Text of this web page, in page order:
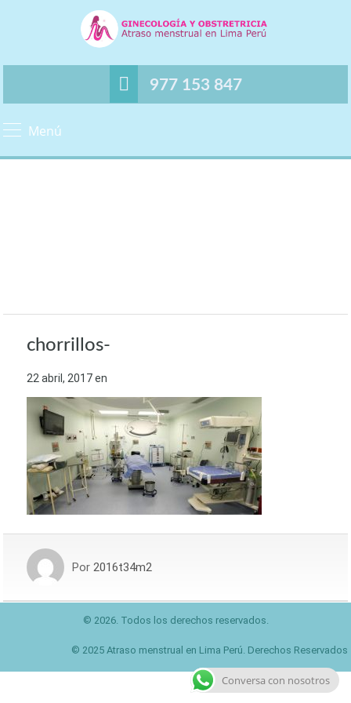
977 153 847
Menú
chorrillos-
22 abril, 2017en
Por 2016t34m2
© 2026. Todos los derechos reservados.
© 2025 Atraso menstrual en Lima Perú. Derechos Reservados
Conversa con nosotros